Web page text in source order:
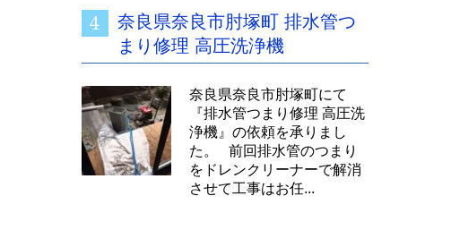
奈良県奈良市肘塚町 排水管つ
まり修理 高圧洗浄機
奈良県奈良市肘塚町にて
『排水管つまり修理 高圧洗
浄機』の依頼を承りまし
た。 前回排水管のつまり
をドレンクリーナーで解消
させて工事はお任...